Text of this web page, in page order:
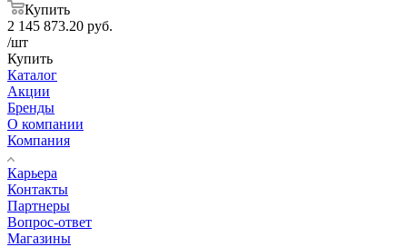
Купить
2 145 873.20 руб.
/шт
Купить
Каталог
Акции
Бренды
О компании
Компания
Карьера
Контакты
Партнеры
Вопрос-ответ
Магазины